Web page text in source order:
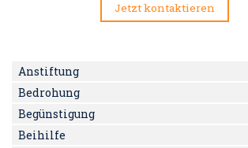
Jetzt kontaktieren
Anstiftung
Bedrohung
Begünstigung
Beihilfe